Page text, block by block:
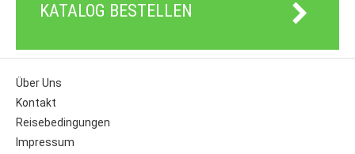
KATALOG BESTELLEN
Über Uns
Kontakt
Reisebedingungen
Impressum